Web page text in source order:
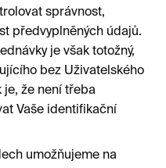
správnost,
předvyplněných údajů.
je však totožný,
bez Uživatelského
je, že není třeba
Vaše identifikační
umožňujeme na